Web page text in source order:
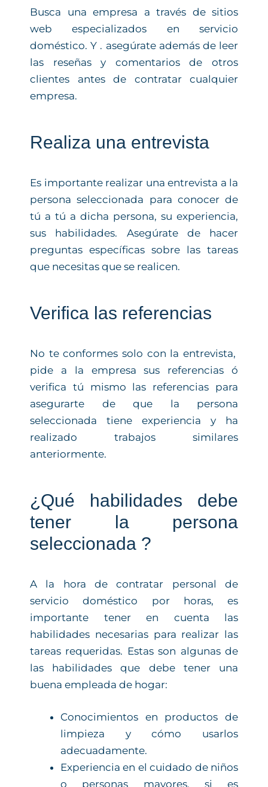
Busca una empresa a través de sitios
web especializados en servicio
doméstico. Y . asegúrate además de leer
las reseñas y comentarios de otros
clientes antes de contratar cualquier
empresa.
Realiza una entrevista
Es importante realizar una entrevista a la
persona seleccionada para conocer de
tú a tú a dicha persona, su experiencia,
sus habilidades. Asegúrate de hacer
preguntas específicas sobre las tareas
que necesitas que se realicen.
Verifica las referencias
No te conformes solo con la entrevista,
pide a la empresa sus referencias ó
verifica tú mismo las referencias para
asegurarte de que la persona
seleccionada tiene experiencia y ha
realizado trabajos similares
anteriormente.
¿Qué habilidades debe
tener la persona
seleccionada ?
A la hora de contratar personal de
servicio doméstico por horas, es
importante tener en cuenta las
habilidades necesarias para realizar las
tareas requeridas. Estas son algunas de
las habilidades que debe tener una
buena empleada de hogar:
Conocimientos en productos de
limpieza y cómo usarlos
adecuadamente.
Experiencia en el cuidado de niños
o personas mayores, si es